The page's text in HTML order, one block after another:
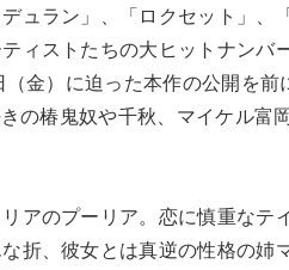
ュラン」、「ロクセット」、
ィストたちの大ヒットナンバ
（金）に迫った本作の公開を
の椿鬼奴や千秋、マイケル富
アのプーリア。恋に慎重なテ
折、彼女とは真逆の性格の